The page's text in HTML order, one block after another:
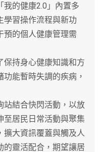
我的健康2.0」內置多
學習操作流程與新功
預的個人健康管理需
持身心健康知識和方
能暫時失調的疾病，
結合快閃活動，以放
至居民日常活動與聚集
擴大資訊覆蓋與觸及人
的靈活配合，期望讓居